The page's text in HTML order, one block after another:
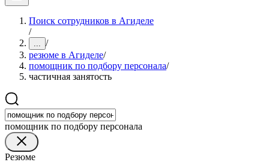
Поиск сотрудников в Агиделе
/
... /
резюме в Агиделе/
помощник по подбору персонала/
частичная занятость
помощник по подбору персонала
Резюме